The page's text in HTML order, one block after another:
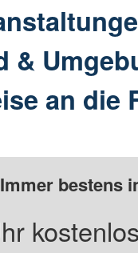
&
an die
bestens